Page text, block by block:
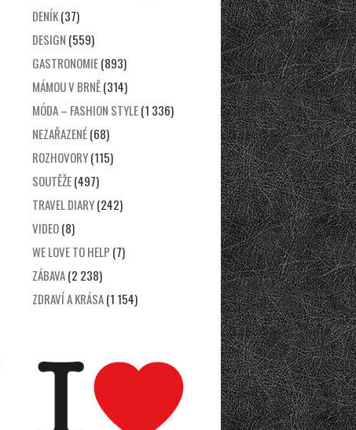
DENÍK(37)
DESIGN (559)
GASTRONOMIE(893)
MÁMOU V BRNĚ(314)
MÓDA – FASHION STYLE(1 336)
NEZAŘAZENÉ(68)
ROZHOVORY(115)
SOUTĚŽE(497)
TRAVEL DIARY(242)
VIDEO(8)
WE LOVE TO HELP (7)
ZÁBAVA(2 238)
ZDRAVÍ A KRÁSA(1 154)